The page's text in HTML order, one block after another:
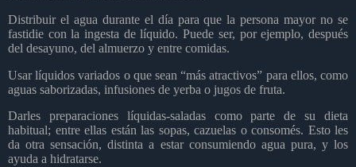
Distribuir el agua durante el día para que la persona mayor no se
fastidie con la ingesta de líquido. Puede ser, por ejemplo, después
del desayuno, del almuerzo y entre comidas.
Usar líquidos variados o que sean “más atractivos” para ellos, como
aguas saborizadas, infusiones de yerba o jugos de fruta.
Darles preparaciones líquidas-saladas como parte de su dieta
habitual; entre ellas están las sopas, cazuelas o consomés. Esto les
da otra sensación, distinta a estar consumiendo agua pura, y los
ayuda a hidratarse.